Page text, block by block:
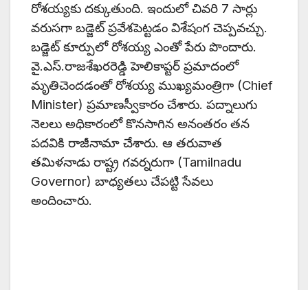
రోశయ్యకు దక్కుతుంది. ఇందులో చివరి 7 సార్లు
వరుసగా బడ్జెట్‌ ప్రవేశపెట్టడం విశేషంగ చెప్పవచ్చు.
బడ్జెట్ కూర్పులో రోశయ్య ఎంతో పేరు పొందారు.
వై.ఎస్.రాజశేఖరరెడ్డి హెలికాప్టర్ ప్రమాదంలో
మృతిచెందడంతో రోశయ్య ముఖ్యమంత్రిగా (Chief
Minister) ప్రమాణస్వీకారం చేశారు. పద్నాలుగు
నెలలు అధికారంలో కొనసాగిన అనంతరం తన
పదవికి రాజీనామా చేశారు. ఆ తరువాత
తమిళనాడు రాష్ట్ర గవర్నరుగా (Tamilnadu
Governor) బాధ్యతలు చేపట్టి సేవలు
అందించారు.